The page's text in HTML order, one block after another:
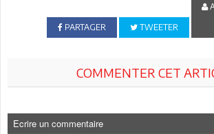
PARTAGER TWEETER
COMMENTER CET
Ecrire un commentaire